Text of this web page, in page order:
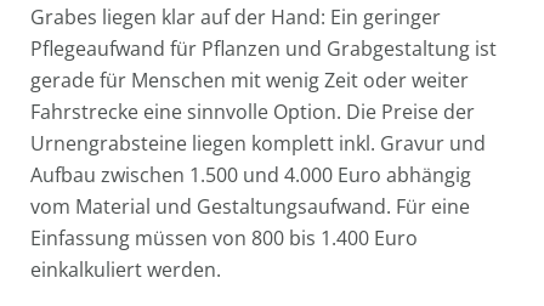
Grabes liegen klar auf der Hand: Ein geringer
Pflegeaufwand für Pflanzen und Grabgestaltung ist
gerade für Menschen mit wenig Zeit oder weiter
Fahrstrecke eine sinnvolle Option. Die Preise der
Urnengrabsteine liegen komplett inkl. Gravur und
Aufbau zwischen 1.500 und 4.000 Euro abhängig
vom Material und Gestaltungsaufwand. Für eine
Einfassung müssen von 800 bis 1.400 Euro
einkalkuliert werden.